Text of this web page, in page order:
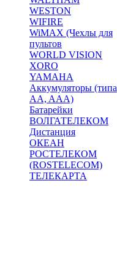
WESTON
WIFIRE
WiMAX (Чехлы для
пультов
WORLD VISION
XORO
YAMAHA
Аккумуляторы (типа
AA, AAA)
Батарейки
ВОЛГАТЕЛЕКОМ
Дистанция
ОКЕАН
РОСТЕЛЕКОМ
(ROSTELECOM)
ТЕЛЕКАРТА